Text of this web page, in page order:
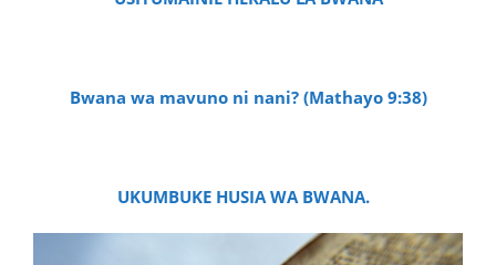
Bwana wa mavuno ni nani? (Mathayo 9:38)
UKUMBUKE HUSIA WA BWANA.